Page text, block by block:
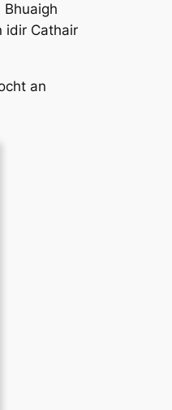
idir Cathair
an